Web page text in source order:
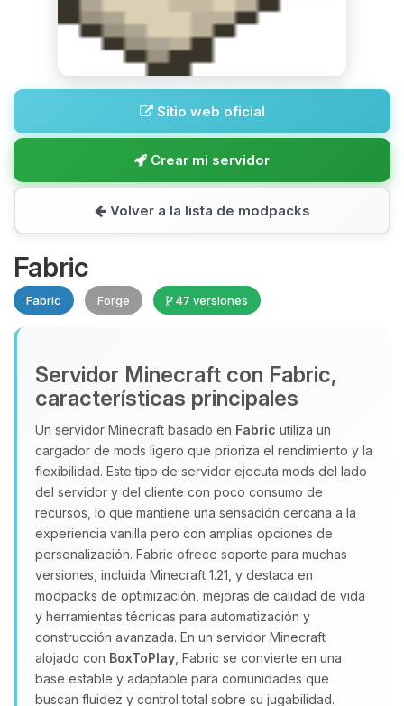
Sitio web oficial
Crear mi servidor
Volver a la lista de modpacks
Fabric
Fabric Forge 47 versiones
Servidor Minecraft con Fabric,
características principales
Un servidor Minecraft basado en Fabric utiliza un
cargador de mods ligero que prioriza el rendimiento y la
flexibilidad. Este tipo de servidor ejecuta mods del lado
del servidor y del cliente con poco consumo de
recursos, lo que mantiene una sensación cercana a la
experiencia vanilla pero con amplias opciones de
personalización. Fabric ofrece soporte para muchas
versiones, incluida Minecraft 1.21, y destaca en
modpacks de optimización, mejoras de calidad de vida
y herramientas técnicas para automatización y
construcción avanzada. En un servidor Minecraft
alojado con BoxToPlay , Fabric se convierte en una
base estable y adaptable para comunidades que
buscan fluidez y control total sobre su jugabilidad.
Yupi, por fin alguien con quien
hablar! Soy Choupy, tu pequeno
asistente de BoxToPlay. Cuentame
que necesitas y moveré mis
pequenos circuitos para ayudarte.
06/08/2026 08:25